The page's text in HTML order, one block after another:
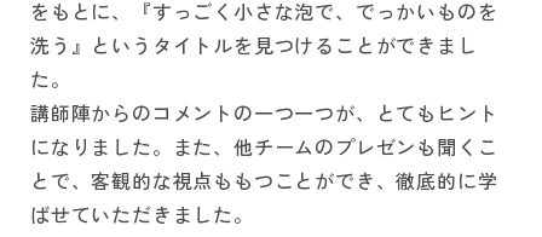
をもとに、『すっごく小さな泡で、でっかいものを
洗う』というタイトルを見つけることができまし
た。
講師陣からのコメントの一つ一つが、とてもヒント
になりました。また、他チームのプレゼンも聞くこ
とで、客観的な視点ももつことができ、徹底的に学
ばせていただきました。